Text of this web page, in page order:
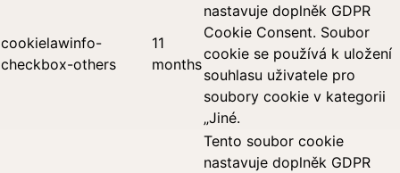
cookielawinfo-
checkbox-others
11
months
nastavuje doplněk GDPR
Cookie Consent. Soubor
cookie se používá k uložení
souhlasu uživatele pro
soubory cookie v kategorii
„Jiné.
Tento soubor cookie
nastavuje doplněk GDPR